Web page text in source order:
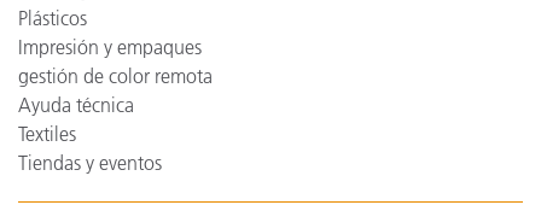
Plásticos
Impresión y empaques
gestión de color remota
Ayuda técnica
Textiles
Tiendas y eventos